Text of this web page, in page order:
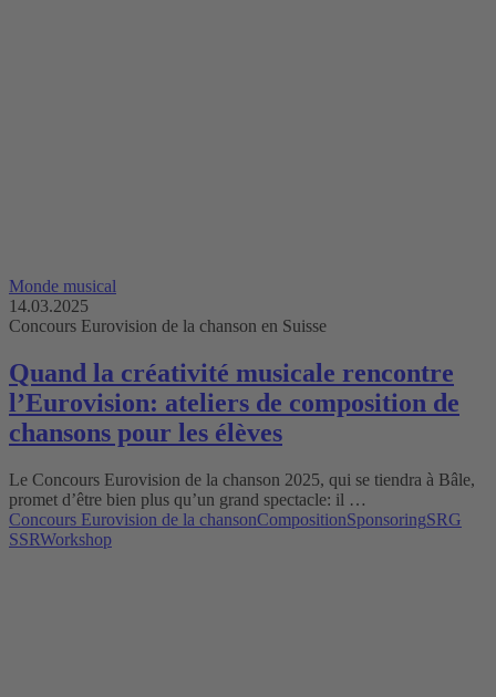
Monde musical
14.03.2025
Concours Eurovision de la chanson en Suisse
Quand la créativité musicale rencontre
l’Eurovision: ateliers de composition de
chansons pour les élèves
Le Concours Eurovision de la chanson 2025, qui se tiendra à Bâle,
promet d’être bien plus qu’un grand spectacle: il …
Concours Eurovision de la chansonCompositionSponsoringSRG
SSRWorkshop